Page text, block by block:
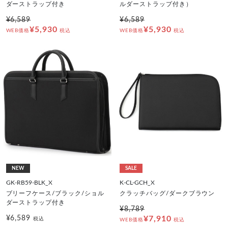
ダーストラップ付き
¥6,589
WEB価格¥5,930 税込
ルダーストラップ付き）
¥6,589
WEB価格¥5,930 税込
NEW
GK-RB59-BLK_X
ブリーフケース/ブラック/ショル
ダーストラップ付き
¥6,589税込
SALE
K-CL-GCH_X
クラッチバッグ/ダークブラウン
¥8,789
WEB価格¥7,910 税込